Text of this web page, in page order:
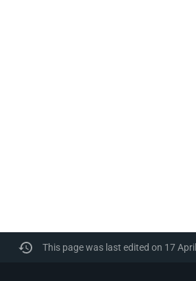
This page was last edited on 17